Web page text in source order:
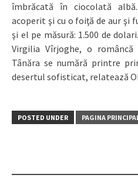
îmbrăcată în ciocolată
acoperit şi cu o foiţă de aur şi
şi el pe măsură: 1.500 de
Virgilia Vîrjoghe, o
Tânăra se numără printre
desertul sofisticat, relatează
POSTED UNDER PAGINA